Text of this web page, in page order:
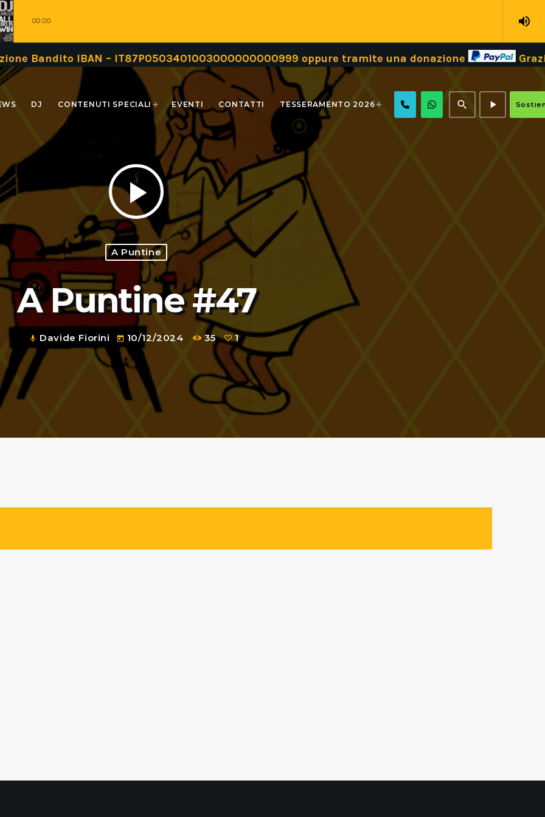
00:00 volume_up
IBAN – IT87P0503401003000000000999 oppure tramite una donazione Grazie!
DJ CONTENUTI SPECIALI EVENTI CONTATTI TESSERAMENTO 2026 search play_arrow
play_arrow
A Puntine
A Puntine #47
mic Davide Fiorini today 10/12/2024 35 1